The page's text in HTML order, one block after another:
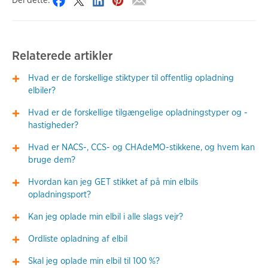
Relaterede artikler
Hvad er de forskellige stiktyper til offentlig opladning
elbiler?
Hvad er de forskellige tilgængelige opladningstyper og -
hastigheder?
Hvad er NACS-, CCS- og CHAdeMO-stikkene, og hvem kan
bruge dem?
Hvordan kan jeg GET stikket af på min elbils
opladningsport?
Kan jeg oplade min elbil i alle slags vejr?
Ordliste opladning af elbil
Skal jeg oplade min elbil til 100 %?